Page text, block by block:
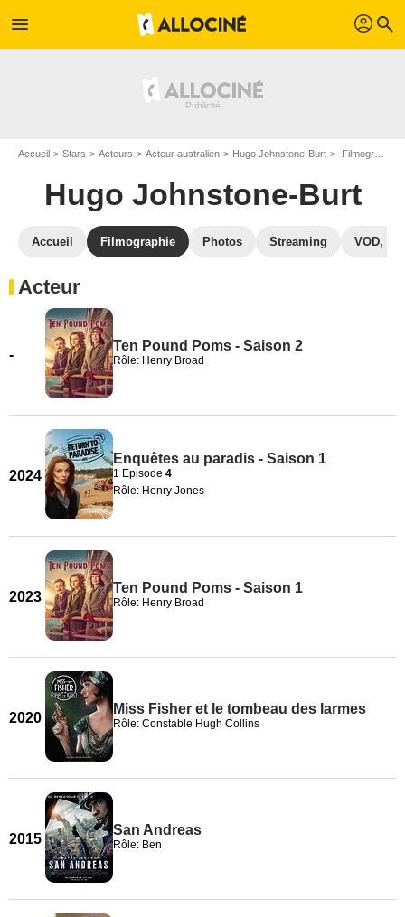
menu profil search
Accueil Stars Acteurs Acteur australien Hugo Johnstone-Burt Filmographie Hugo Johnstone-Burt
Hugo Johnstone-Burt
Accueil Filmographie Photos Streaming VOD,
Acteur
-
Ten Pound Poms - Saison 2
Rôle: Henry Broad
2024
Enquêtes au paradis - Saison 1
1 Episode 4
Rôle: Henry Jones
2023
Ten Pound Poms - Saison 1
Rôle: Henry Broad
2020
Miss Fisher et le tombeau des larmes
Rôle: Constable Hugh Collins
2015
San Andreas
Rôle: Ben